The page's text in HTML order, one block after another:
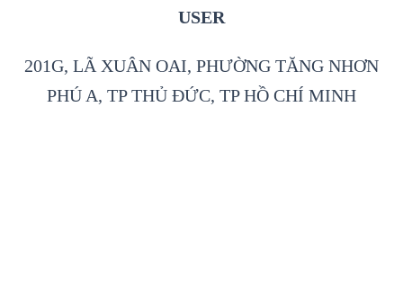
USER
201G, LÃ XUÂN OAI, PHƯỜNG TĂNG NHƠN
PHÚ A, TP THỦ ĐỨC, TP HỒ CHÍ MINH